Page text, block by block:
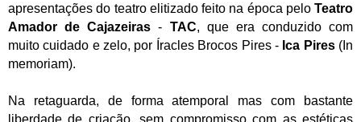
apresentações do teatro elitizado feito na época pelo Teatro
Amador de Cajazeiras - TAC, que era conduzido com
muito cuidado e zelo, por Íracles Brocos Pires - Ica Pires(In
memoriam).
Na retaguarda, de forma atemporal mas com bastante
liberdade de criação, sem compromisso com as estéticas